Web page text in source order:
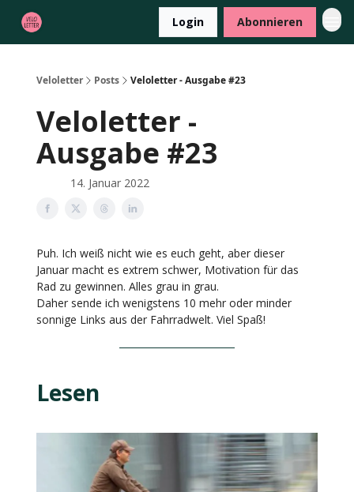
Login Abonnieren
Veloletter Posts Veloletter - Ausgabe #23
Veloletter -
Ausgabe #23
14. Januar 2022
Puh. Ich weiß nicht wie es euch geht, aber dieser
Januar macht es extrem schwer, Motivation für das
Rad zu gewinnen. Alles grau in grau.
Daher sende ich wenigstens 10 mehr oder minder
sonnige Links aus der Fahrradwelt. Viel Spaß!
Lesen